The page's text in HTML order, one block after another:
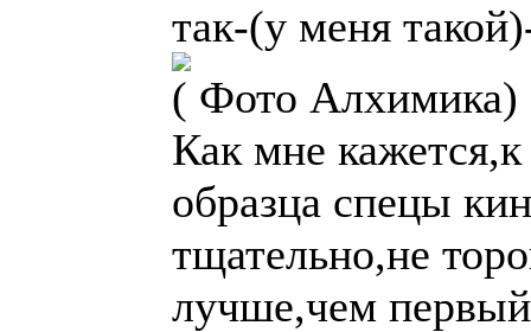
так-(у меня
( Фото Алхимика)
Как мне
образца спецы
тщательно,не
лучше,чем